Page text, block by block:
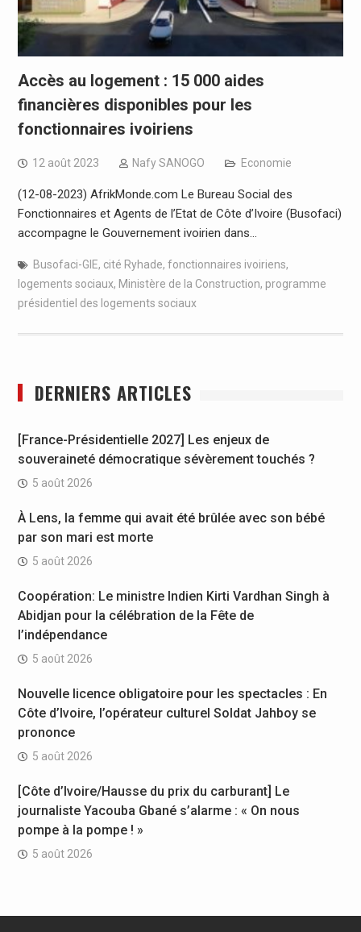
Accès au logement : 15 000 aides
financières disponibles pour les
fonctionnaires ivoiriens
12 août 2023 Nafy SANOGO Economie
(12-08-2023) AfrikMonde.com Le Bureau Social des
Fonctionnaires et Agents de l’Etat de Côte d’Ivoire (Busofaci)
accompagne le Gouvernement ivoirien dans…
Busofaci-GIE, cité Ryhade, fonctionnaires ivoiriens,
logements sociaux, Ministère de la Construction, programme
présidentiel des logements sociaux
DERNIERS ARTICLES
[France-Présidentielle 2027] Les enjeux de
souveraineté démocratique sévèrement touchés ?
5 août 2026
À Lens, la femme qui avait été brûlée avec son bébé
par son mari est morte
5 août 2026
Coopération: Le ministre Indien Kirti Vardhan Singh à
Abidjan pour la célébration de la Fête de
l’indépendance
5 août 2026
Nouvelle licence obligatoire pour les spectacles : En
Côte d’Ivoire, l’opérateur culturel Soldat Jahboy se
prononce
5 août 2026
[Côte d’Ivoire/Hausse du prix du carburant] Le
journaliste Yacouba Gbané s’alarme : « On nous
pompe à la pompe ! »
5 août 2026